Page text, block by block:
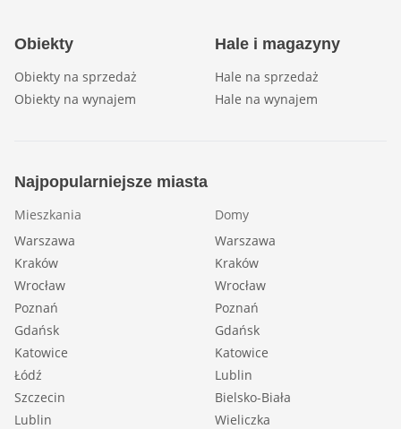
Obiekty
Obiekty na sprzedaż
Obiekty na wynajem
Hale i magazyny
Hale na sprzedaż
Hale na wynajem
Najpopularniejsze miasta
Mieszkania
Warszawa
Kraków
Wrocław
Poznań
Gdańsk
Katowice
Łódź
Szczecin
Lublin
Domy
Warszawa
Kraków
Wrocław
Poznań
Gdańsk
Katowice
Lublin
Bielsko-Biała
Wieliczka